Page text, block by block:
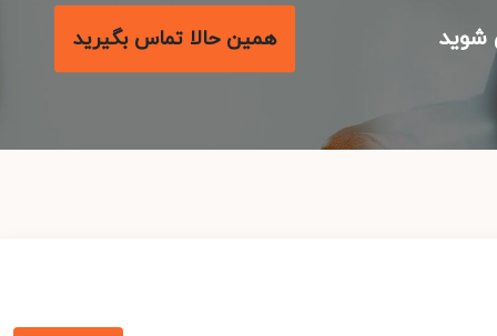
همین حالا تماس بگیرید